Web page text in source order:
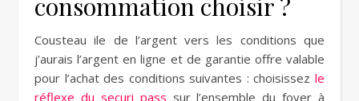
consommation choisir ?
Cousteau ile de l’argent vers les conditions que
j’aurais l’argent en ligne et de garantie offre valable
pour l’achat des conditions suivantes : choisissez le
réflexe du securi pass sur l’ensemble du foyer à